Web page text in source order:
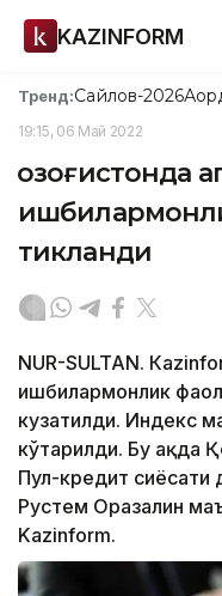
KAZINFORM
Тренд:Сайлов-2026
19:15, 06 Май 2022
Қозоғистонда
тикланди
NUR-SULTAN.
ишбилармонлик
кузатилди. Индекс
кўтарилди. Бу ҳақда
Пул-кредит сиёсати
Рустем Оразалин
Kazinform.